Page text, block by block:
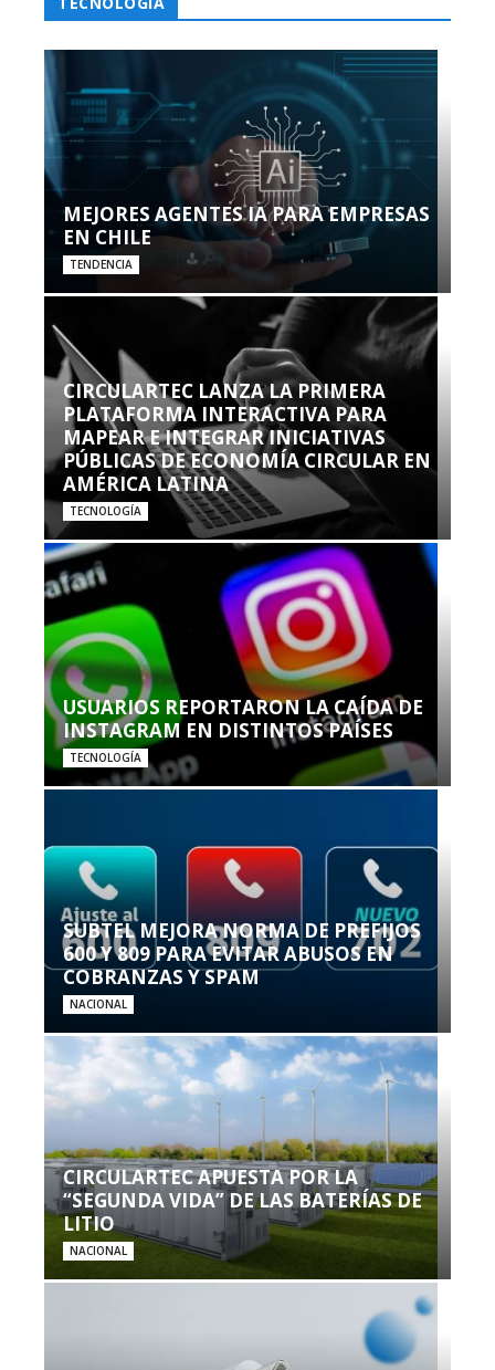
MEJORES AGENTES IA PARA EMPRESAS
EN CHILE
TENDENCIA
CIRCULARTEC LANZA LA PRIMERA
PLATAFORMA INTERACTIVA PARA
MAPEAR E INTEGRAR INICIATIVAS
PÚBLICAS DE ECONOMÍA CIRCULAR EN
AMÉRICA LATINA
TECNOLOGÍA
USUARIOS REPORTARON LA CAÍDA DE
INSTAGRAM EN DISTINTOS PAÍSES
TECNOLOGÍA
SUBTEL MEJORA NORMA DE PREFIJOS
600 Y 809 PARA EVITAR ABUSOS EN
COBRANZAS Y SPAM
NACIONAL
CIRCULARTEC APUESTA POR LA
“SEGUNDA VIDA” DE LAS BATERÍAS DE
LITIO
NACIONAL